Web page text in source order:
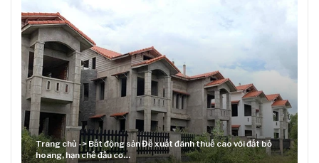
Trang chủ -> Bất động sản Đề xuất đánh thuế cao với đất bỏ
hoang, hạn chế đầu cơ…